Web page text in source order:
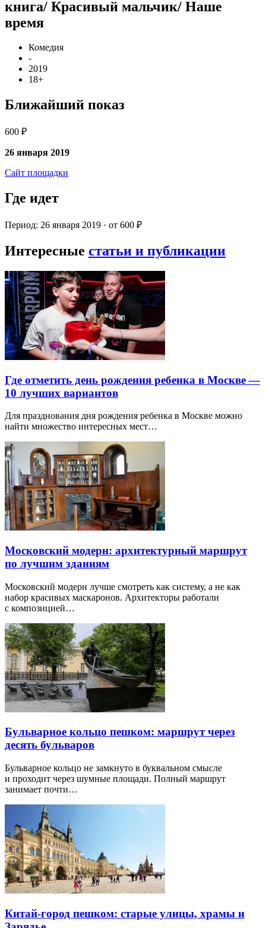
книга/ Красивый мальчик/ Наше
время
Комедия
-
2019
18+
Ближайший показ
600 ₽
26 января 2019
Сайт площадки
Где идет
Период: 26 января 2019 · от 600 ₽
Интересные статьи и публикации
Где отметить день рождения ребенка в Москве —
10 лучших вариантов
Для празднования дня рождения ребенка в Москве можно
найти множество интересных мест…
Московский модерн: архитектурный маршрут
по лучшим зданиям
Московский модерн лучше смотреть как систему, а не как
набор красивых маскаронов. Архитекторы работали
с композицией…
Бульварное кольцо пешком: маршрут через
десять бульваров
Бульварное кольцо не замкнуто в буквальном смысле
и проходит через шумные площади. Полный маршрут
занимает почти…
Китай-город пешком: старые улицы, храмы и